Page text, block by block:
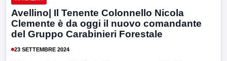
Avellino| Il Tenente Colonnello Nicola
Clemente è da oggi il nuovo comandante
del Gruppo Carabinieri Forestale
23 SETTEMBRE 2024